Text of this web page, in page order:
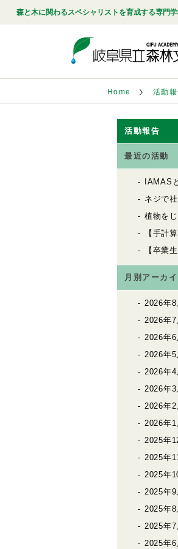
森と木に関わるスペシャリストを育成する専門
Home 活動
活動報告
最近の活動
IAMASと２泊３日の合
ネジで社会や地球環境
植物をじっくり
【手計算で挑戦！
【卒業生インタビュ
月別アーカ
2026年8
2026年7
2026年6
2026年5
2026年4
2026年3
2026年2
2026年1
2025年
2025年
2025年
2025年9
2025年8
2025年7
2025年6